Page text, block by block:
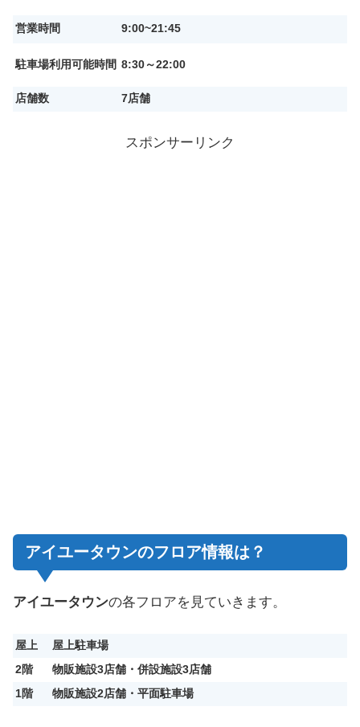
営業時間 9:00~21:45
駐車場利用可能時間 8:30～22:00
店舗数 7店舗
スポンサーリンク
アイユータウンのフロア情報は？
アイユータウンの各フロアを見ていきます。
屋上
屋上駐車場
2階
物販施設3店舗・併設施設3店舗
1階
物販施設2店舗・平面駐車場